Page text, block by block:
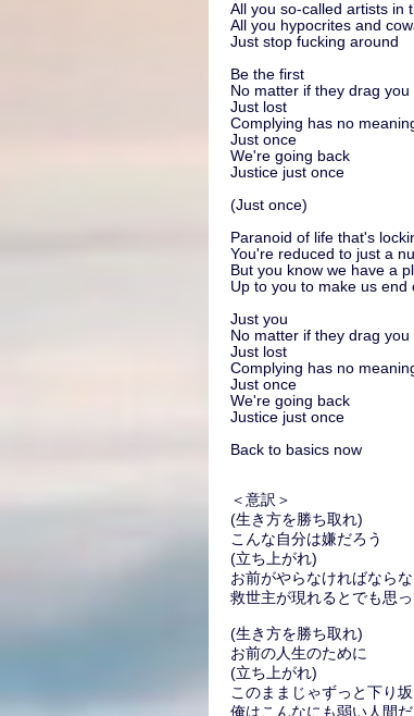
All you so-called artists in
All you hypocrites and
Just stop fucking around
Be the first
No matter if they drag you
Just lost
Complying has no
Just once
We're going back
Justice just once
(Just once)
Paranoid of life that's
You're reduced to just a
But you know we have a
Up to you to make us end
Just you
No matter if they drag you
Just lost
Complying has no
Just once
We're going back
Justice just once
Back to basics now
＜意訳＞
(生き方を勝ち取れ)
こんな自分は嫌だろう
(立ち上がれ)
お前がやらなければなら
救世主が現れるとでも思
(生き方を勝ち取れ)
お前の人生のために
(立ち上がれ)
このままじゃずっと下り
俺はこんなにも弱い人間